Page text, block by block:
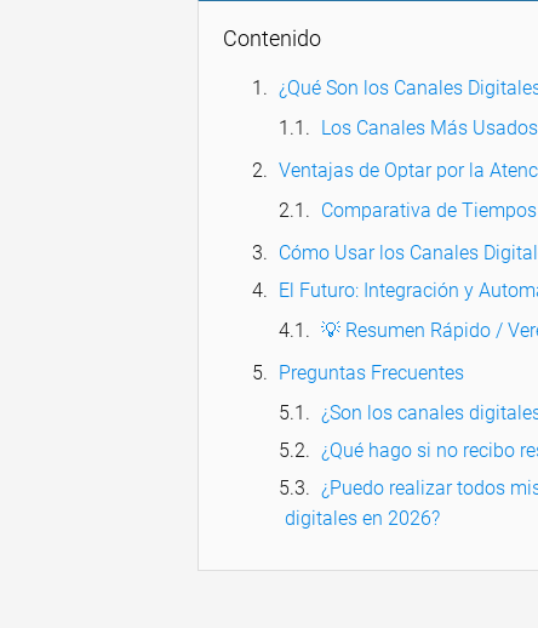
Contenido
¿Qué Son los Canales
Los Canales Más
Ventajas de Optar por la
Comparativa de
Cómo Usar los Canales
El Futuro: Integración y
💡 Resumen Rápido /
Preguntas Frecuentes
¿Son los canales
¿Qué hago si no recibo
¿Puedo realizar todos
digitales en 2026?